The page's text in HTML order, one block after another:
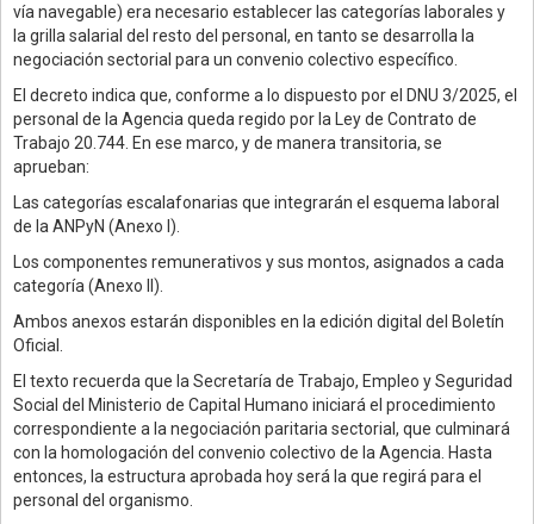
vía navegable) era necesario establecer las categorías laborales y
la grilla salarial del resto del personal, en tanto se desarrolla la
negociación sectorial para un convenio colectivo específico.
El decreto indica que, conforme a lo dispuesto por el DNU 3/2025, el
personal de la Agencia queda regido por la Ley de Contrato de
Trabajo 20.744. En ese marco, y de manera transitoria, se
aprueban:
Las categorías escalafonarias que integrarán el esquema laboral
de la ANPyN (Anexo I).
Los componentes remunerativos y sus montos, asignados a cada
categoría (Anexo II).
Ambos anexos estarán disponibles en la edición digital del Boletín
Oficial.
El texto recuerda que la Secretaría de Trabajo, Empleo y Seguridad
Social del Ministerio de Capital Humano iniciará el procedimiento
correspondiente a la negociación paritaria sectorial, que culminará
con la homologación del convenio colectivo de la Agencia. Hasta
entonces, la estructura aprobada hoy será la que regirá para el
personal del organismo.